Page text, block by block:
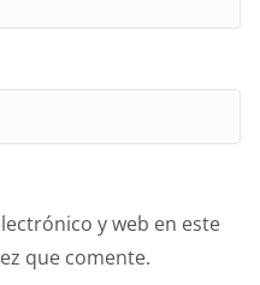
y web en este
que comente.